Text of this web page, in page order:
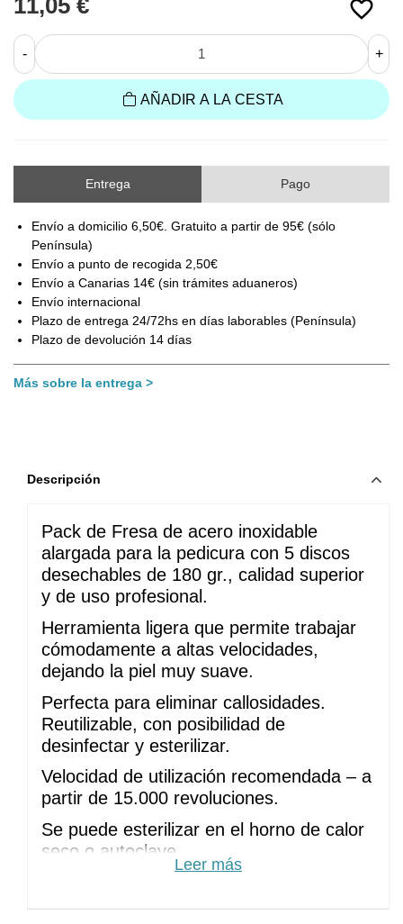
favorite_border
- +
AÑADIR A LA CESTA
Entrega Pago
Envío a domicilio 6,50€. Gratuito a partir de 95€ (sólo
Península)
Envío a punto de recogida 2,50€
Envío a Canarias 14€ (sin trámites aduaneros)
Envío internacional
Plazo de entrega 24/72hs en días laborables (Península)
Plazo de devolución 14 días
Más sobre la entrega
Descripción
Pack de Fresa de acero inoxidable
alargada para la pedicura con 5 discos
desechables de 180 gr., calidad superior
y de uso profesional.
Herramienta ligera que permite trabajar
cómodamente a altas velocidades,
dejando la piel muy suave.
Perfecta para eliminar callosidades.
Reutilizable, con posibilidad de
desinfectar y esterilizar.
Velocidad de utilización recomendada – a
partir de 15.000 revoluciones.
Se puede esterilizar en el horno de calor
seco o autoclave.
Rugosidad: 180 grit
Leer más